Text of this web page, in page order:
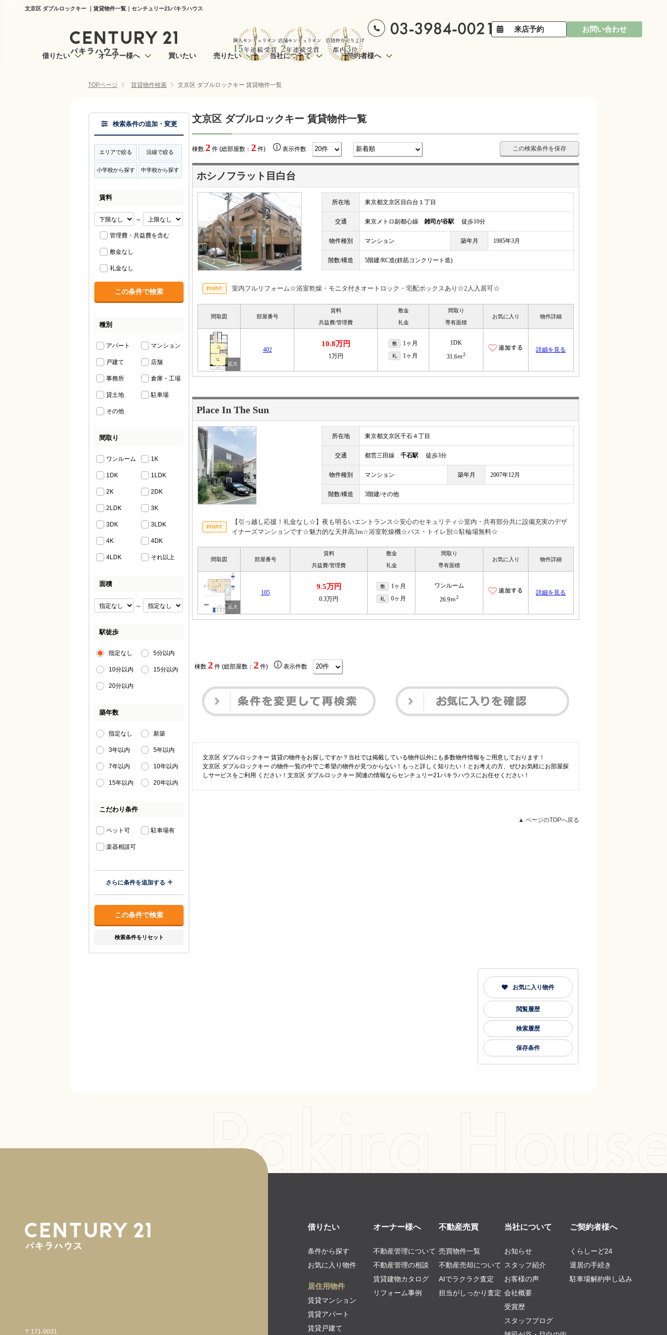
文京区 ダブルロックキー ｜賃貸物件一覧｜センチュリー21パキラハウス
来店予約 お問い合わせ
借りたい オーナー様へ 買いたい 売りたい 当社について ご契約者様へ
TOPページ 賃貸物件検索 文京区 ダブルロックキー 賃貸物件一覧
文京区 ダブルロックキー 賃貸物件一覧
棟数 2 件 (総部屋数： 2 件) 表示件数 この検索条件を保存
ホシノフラット目白台
所在地 東京都文京区目白台１丁目
交通 東京メトロ副都心線 雑司が谷駅 徒歩10分
物件種別 マンション 築年月 1985年3月
階数/構造 5階建/RC造(鉄筋コンクリート造)
室内フルリフォーム☆浴室乾燥・モニタ付きオートロック・宅配ボックスあり☆2人入居可☆
間取図 部屋番号
賃料
共益費/管理費
敷金
礼金
間取り
専有面積
お気に入り 物件詳細
402
10.8万円
1万円
敷 1ヶ月
礼 1ヶ月
1DK
31.6ｍ2
詳細を見る
Place In The Sun
所在地 東京都文京区千石４丁目
交通 都営三田線 千石駅 徒歩3分
物件種別 マンション 築年月 2007年12月
階数/構造 3階建/その他
【引っ越し応援！礼金なし☆】夜も明るいエントランス☆安心のセキュリティ☆室内・共有部分共に設備充実のデザ
イナーズマンションです☆魅力的な天井高3m☆浴室乾燥機☆バス・トイレ別☆駐輪場無料☆
間取図 部屋番号
賃料
共益費/管理費
敷金
礼金
間取り
専有面積
お気に入り 物件詳細
105
9.5万円
0.3万円
敷 1ヶ月
礼 0ヶ月
ワンルーム
26.9ｍ2
詳細を見る
棟数 2 件 (総部屋数： 2 件) 表示件数
文京区 ダブルロックキー 賃貸の物件をお探しですか？当社では掲載している物件以外にも多数物件情報をご用意しております！
文京区 ダブルロックキー の物件一覧の中でご希望の物件が見つからない！もっと詳しく知りたい！とお考えの方、ぜひお気軽にお部屋探
しサービスをご利用 ください！文京区 ダブルロックキー 関連の情報ならセンチュリー21パキラハウスにお任せください！
▲ ページのTOPへ戻る
検索条件の追加・変更
エリアで絞る 沿線で絞る
小学校から探す 中学校から探す
賃料
～
管理費・共益費を含む
敷金なし
礼金なし
種別
アパート マンション
戸建て 店舗
事務所 倉庫・工場
貸土地 駐車場
その他
間取り
ワンルーム 1K
1DK 1LDK
2K 2DK
2LDK 3K
3DK 3LDK
4K 4DK
4LDK それ以上
面積
～
駅徒歩
指定なし 5分以内
10分以内 15分以内
20分以内
築年数
指定なし 新築
3年以内 5年以内
7年以内 10年以内
15年以内 20年以内
こだわり条件
ペット可 駐車場有
楽器相談可
さらに条件を追加する
検索条件をリセット
お気に入り物件
閲覧履歴
検索履歴
保存条件
〒171-0031
借りたい
条件から探す
お気に入り物件
居住用物件
賃貸マンション
賃貸アパート
賃貸戸建て
オーナー様へ
不動産管理について
不動産管理の相談
賃貸建物カタログ
リフォーム事例
不動産売買
売買物件一覧
不動産売却について
AIでラクラク査定
担当がしっかり査定
当社について
お知らせ
スタッフ紹介
お客様の声
会社概要
受賞歴
スタッフブログ
ご契約者様へ
くらしーど24
退居の手続き
駐車場解約申し込み